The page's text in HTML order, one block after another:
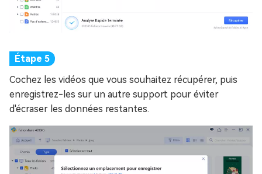
Cochez les vidéos que vous souhaitez récupérer, puis
enregistrez-les sur un autre support pour éviter
d'écraser les données restantes.